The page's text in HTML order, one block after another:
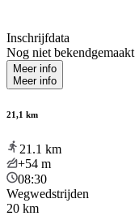
Inschrijfdata
Nog niet bekendgemaakt
Meer info
Meer info
21,1 km
21.1 km
+54 m
08:30
Wegwedstrijden
20 km